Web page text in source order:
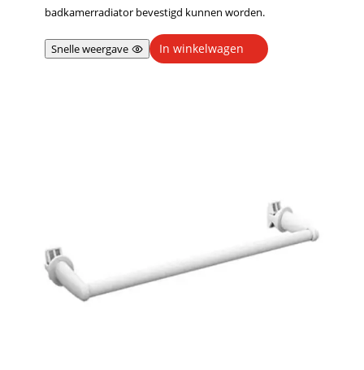
badkamerradiator bevestigd kunnen worden.
Snelle weergave In winkelwagen